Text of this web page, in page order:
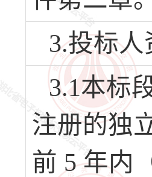
3.投标
3.1本标
注册的独
前 5 年内